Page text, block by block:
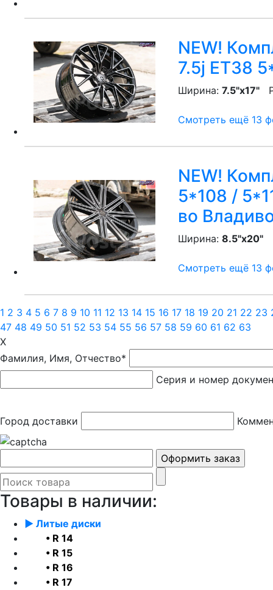
NEW!
7.5j ET38
Ширина: 7.5"x17"
Смотреть ещё 13
NEW!
5*108 /
во
Ширина: 8.5"x20"
Смотреть ещё 13
1 2 3 4 5 6 7 8 9 10 11 12 13 14 15 16 17 18 19 20 21 22 23
47 48 49 50 51 52 53 54 55 56 57 58 59 60 61 62 63
X
Фамилия, Имя, Отчество*
Серия и номер
Город доставки
Товары в наличии:
► Литые диски
• R 14
• R 15
• R 16
• R 17